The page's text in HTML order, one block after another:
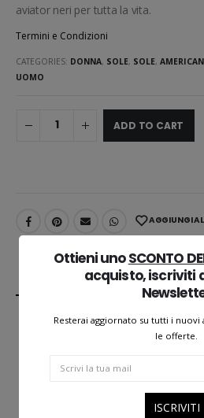
aviator neri per tutta la vita.
Termini e Condizioni
CATEGORIES: DONNA, SOLE, SOLE,
UOMO
ADD TO CART
AGGIUNGI
DESCRIPTION
Ottieni unoSCONTO
acquisto, iscriviti
Resterai aggiornato su tutti i
le offerte.